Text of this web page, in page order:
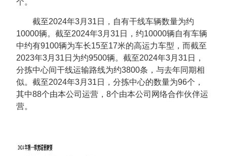
个。
截至2024年3月31日，自有干线车辆数量为约
10000辆。截至2024年3月31日，约10000辆自有车辆
中约有9100辆为车长15至17米的高运力车型，而截至
2023年3月31日为约9500辆。截至2024年3月31日，
分拣中心间干线运输路线为约3800条，与去年同期相
似。截至2024年3月31日，分拣中心的数量为96个，
其中88个由本公司运营，8个由本公司网络合作伙伴运
营。